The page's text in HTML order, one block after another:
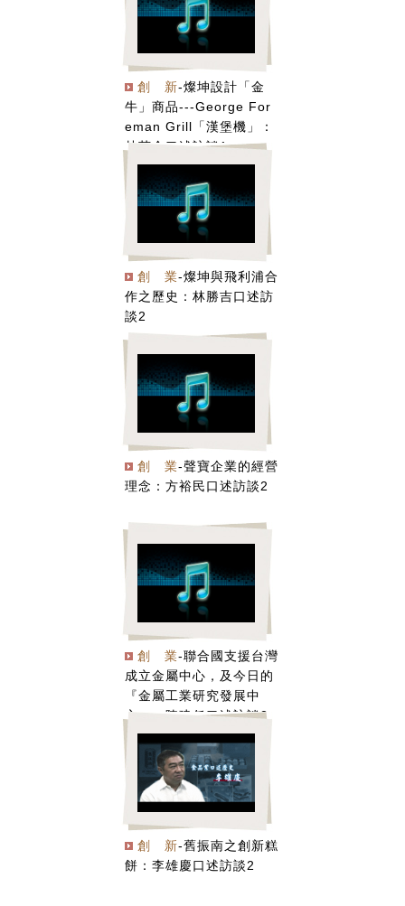
創 新-燦坤設計「金
牛」商品---George For
eman Grill「漢堡機」：
林芳全口述訪談1
創 業-燦坤與飛利浦合
作之歷史：林勝吉口述訪
談2
創 業-聲寶企業的經營
理念：方裕民口述訪談2
創 業-聯合國支援台灣
成立金屬中心，及今日的
『金屬工業研究發展中
心』：陳建任口述訪談2
創 新-舊振南之創新糕
餅：李雄慶口述訪談2